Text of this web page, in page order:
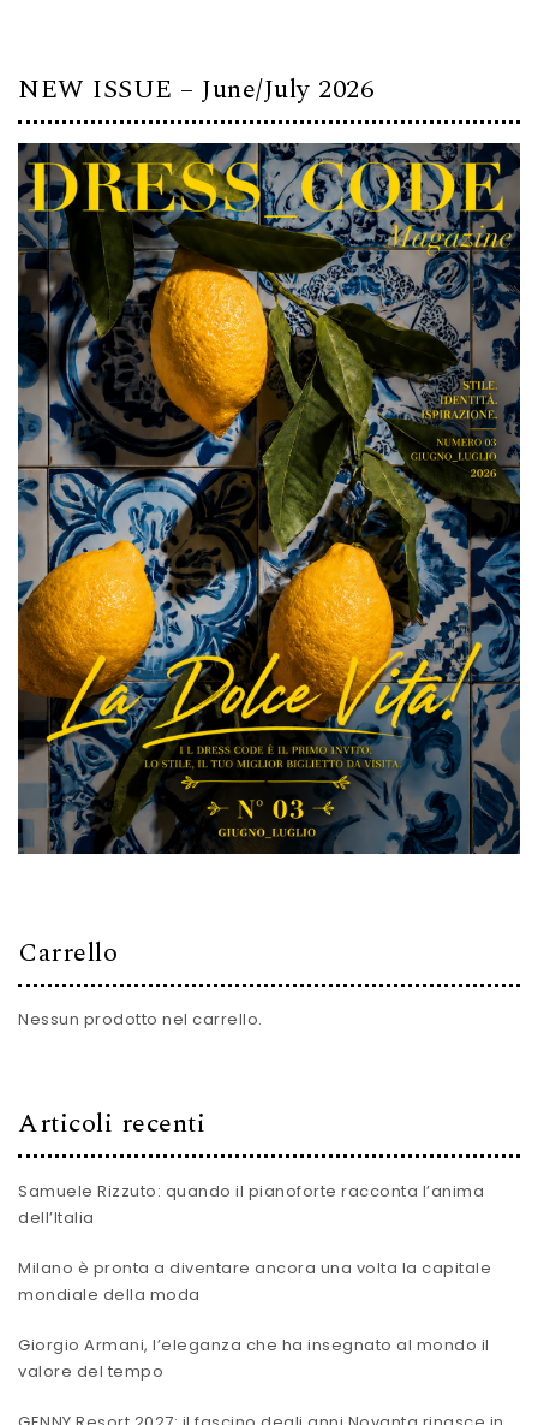
NEW ISSUE – June/July 2026
Carrello
Nessun prodotto nel carrello.
Articoli recenti
Samuele Rizzuto: quando il pianoforte racconta l’anima
dell’Italia
Milano è pronta a diventare ancora una volta la capitale
mondiale della moda
Giorgio Armani, l’eleganza che ha insegnato al mondo il
valore del tempo